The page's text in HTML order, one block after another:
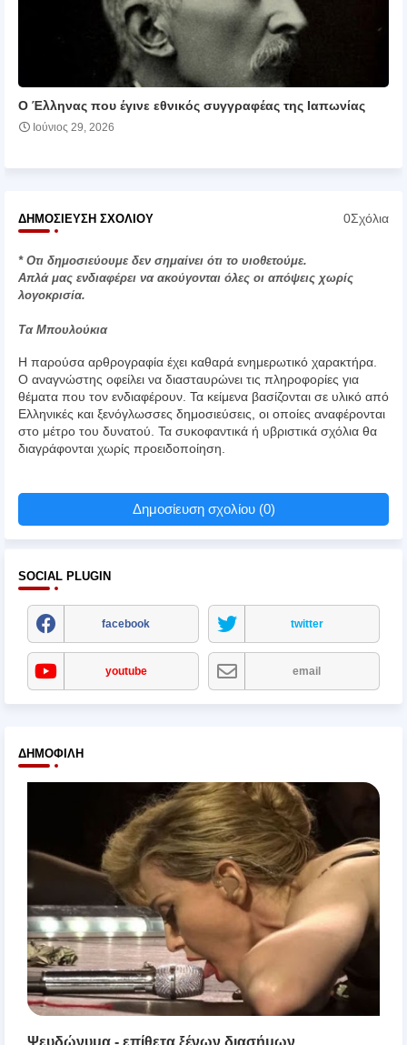
Ο Έλληνας που έγινε εθνικός συγγραφέας της Ιαπωνίας
Ιούνιος 29, 2026
ΔΗΜΟΣΊΕΥΣΗ ΣΧΟΛΊΟΥ 0Σχόλια
* Οτι δημοσιεύουμε δεν σημαίνει ότι το υιοθετούμε.
Απλά μας ενδιαφέρει να ακούγονται όλες οι απόψεις χωρίς
λογοκρισία.
Τα Μπουλούκια
Η παρούσα αρθρογραφία έχει καθαρά ενημερωτικό χαρακτήρα.
Ο αναγνώστης οφείλει να διασταυρώνει τις πληροφορίες για
θέματα που τον ενδιαφέρουν. Τα κείμενα βασίζονται σε υλικό από
Ελληνικές και ξενόγλωσσες δημοσιεύσεις, οι οποίες αναφέρονται
στο μέτρο του δυνατού. Τα συκοφαντικά ή υβριστικά σχόλια θα
διαγράφονται χωρίς προειδοποίηση.
Δημοσίευση σχολίου (0)
SOCIAL PLUGIN
facebook twitter
youtube email
ΔΗΜΟΦΙΛΉ
Ψευδώνυμα - επίθετα ξένων διασήμων